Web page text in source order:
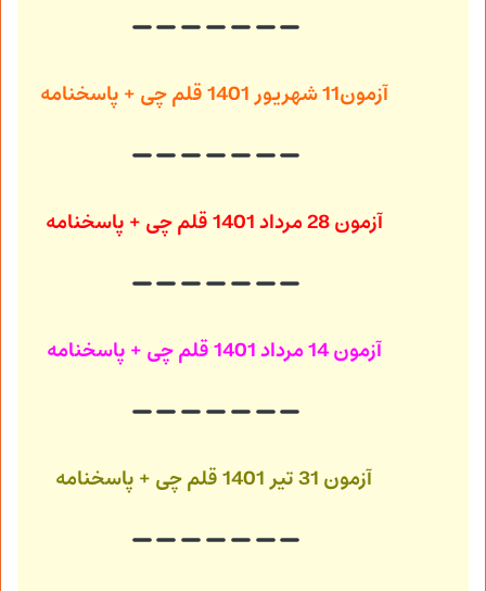
آزمون11 شهریور 1401 قلم چی + پاسخنامه
آزمون 28 مرداد 1401 قلم چی + پاسخنامه
آزمون 14 مرداد 1401 قلم چی + پاسخنامه
آزمون 31 تیر 1401 قلم چی + پاسخنامه